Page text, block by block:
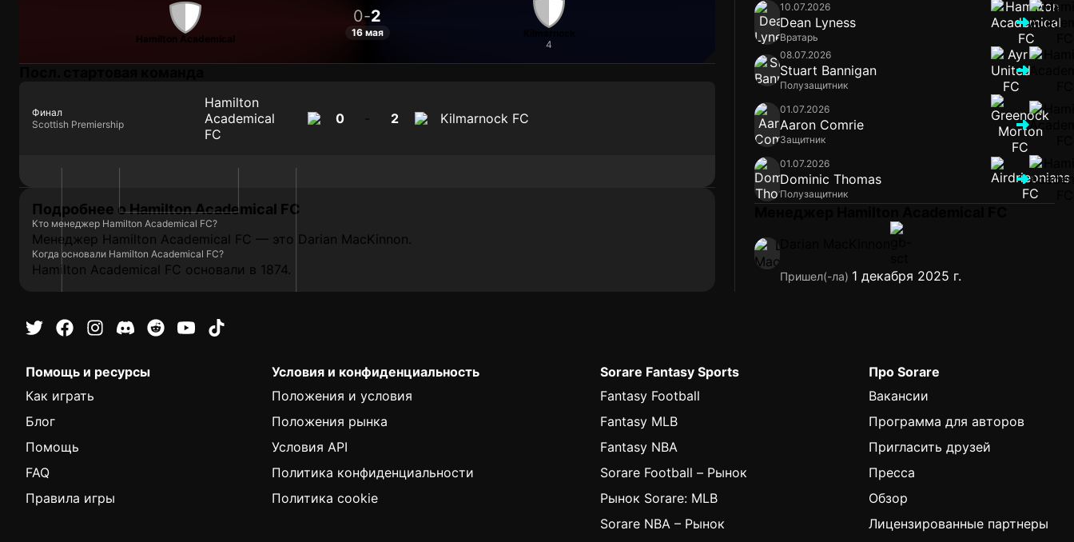
Hamilton Academical
0-2
16 мая
4
Финал
Scottish Premiership
Hamilton
Academical
FC
0 2 Kilmarnock FC
Подробнее о Hamilton Academical FC
Кто менеджер Hamilton Academical FC?
Менеджер Hamilton Academical FC — это Darian MacKinnon.
Когда основали Hamilton Academical FC?
Hamilton Academical FC основали в 1874.
10.07.2026
Dean Lyness
Вратарь
08.07.2026
Stuart Bannigan
Полузащитник
01.07.2026
Aaron Comrie
Защитник
01.07.2026
Dominic Thomas
Полузащитник
Пришел(-ла) 1 декабря 2025 г.
Помощь и ресурсы
Как играть
Блог
Помощь
FAQ
Правила игры
Условия и конфиденциальность
Положения и условия
Положения рынка
Условия API
Политика конфиденциальности
Политика cookie
Sorare Fantasy Sports
Fantasy Football
Fantasy MLB
Fantasy NBA
Sorare Football – Рынок
Рынок Sorare: MLB
Sorare NBA – Рынок
Про Sorare
Вакансии
Программа для авторов
Пригласить друзей
Пресса
Обзор
Лицензированные партнеры